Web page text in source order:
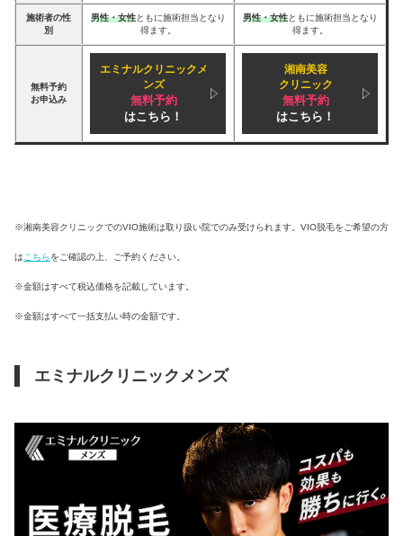
施術者の性
別
男性・女性ともに施術担当となり
得ます。
男性・女性ともに施術担当となり
得ます。
無料予約
お申込み
エミナルクリニックメ
ンズ
無料予約
はこちら！
湘南美容
クリニック
無料予約
はこちら！
※湘南美容クリニックでのVIO施術は取り扱い院でのみ受けられます。VIO脱毛をご希望の方
は こちらをご確認の上、ご予約ください。
※金額はすべて税込価格を記載しています。
※金額はすべて一括支払い時の金額です。
エミナルクリニックメンズ